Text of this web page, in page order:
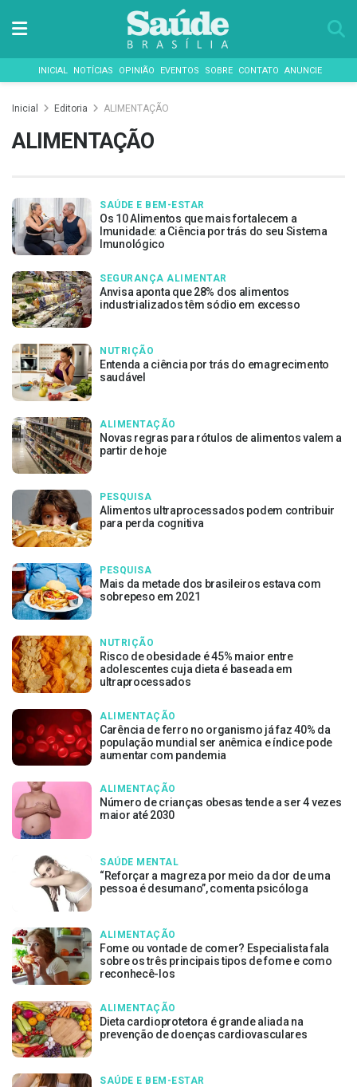
INICIAL NOTÍCIAS OPINIÃO EVENTOS SOBRE CONTATO ANUNCIE
Inicial Editoria ALIMENTAÇÃO
ALIMENTAÇÃO
SAÚDE E BEM-ESTAR
Os 10 Alimentos que mais fortalecem a
Imunidade: a Ciência por trás do seu Sistema
Imunológico
SEGURANÇA ALIMENTAR
Anvisa aponta que 28% dos alimentos
industrializados têm sódio em excesso
NUTRIÇÃO
Entenda a ciência por trás do emagrecimento
saudável
ALIMENTAÇÃO
Novas regras para rótulos de alimentos valem a
partir de hoje
PESQUISA
Alimentos ultraprocessados podem contribuir
para perda cognitiva
PESQUISA
Mais da metade dos brasileiros estava com
sobrepeso em 2021
NUTRIÇÃO
Risco de obesidade é 45% maior entre
adolescentes cuja dieta é baseada em
ultraprocessados
ALIMENTAÇÃO
Carência de ferro no organismo já faz 40% da
população mundial ser anêmica e índice pode
aumentar com pandemia
ALIMENTAÇÃO
Número de crianças obesas tende a ser 4 vezes
maior até 2030
SAÚDE MENTAL
“Reforçar a magreza por meio da dor de uma
pessoa é desumano”, comenta psicóloga
ALIMENTAÇÃO
Fome ou vontade de comer? Especialista fala
sobre os três principais tipos de fome e como
reconhecê-los
ALIMENTAÇÃO
Dieta cardioprotetora é grande aliada na
prevenção de doenças cardiovasculares
SAÚDE E BEM-ESTAR